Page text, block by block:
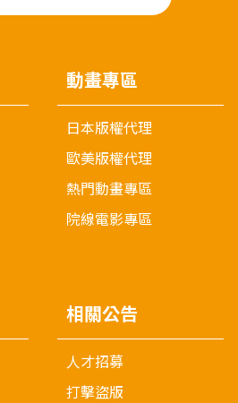
動畫專區
日本版權代理
歐美版權代理
熱門動畫專區
院線電影專區
相關公告
人才招募
打擊盜版